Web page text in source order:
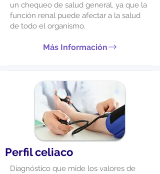
un chequeo de salud general, ya que la
función renal puede afectar a la salud
de todo el organismo.
Más Información
Perfil celiaco
Diagnóstico que mide los valores de